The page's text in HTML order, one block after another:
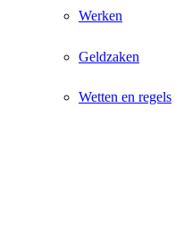
Werken
Geldzaken
Wetten en regels